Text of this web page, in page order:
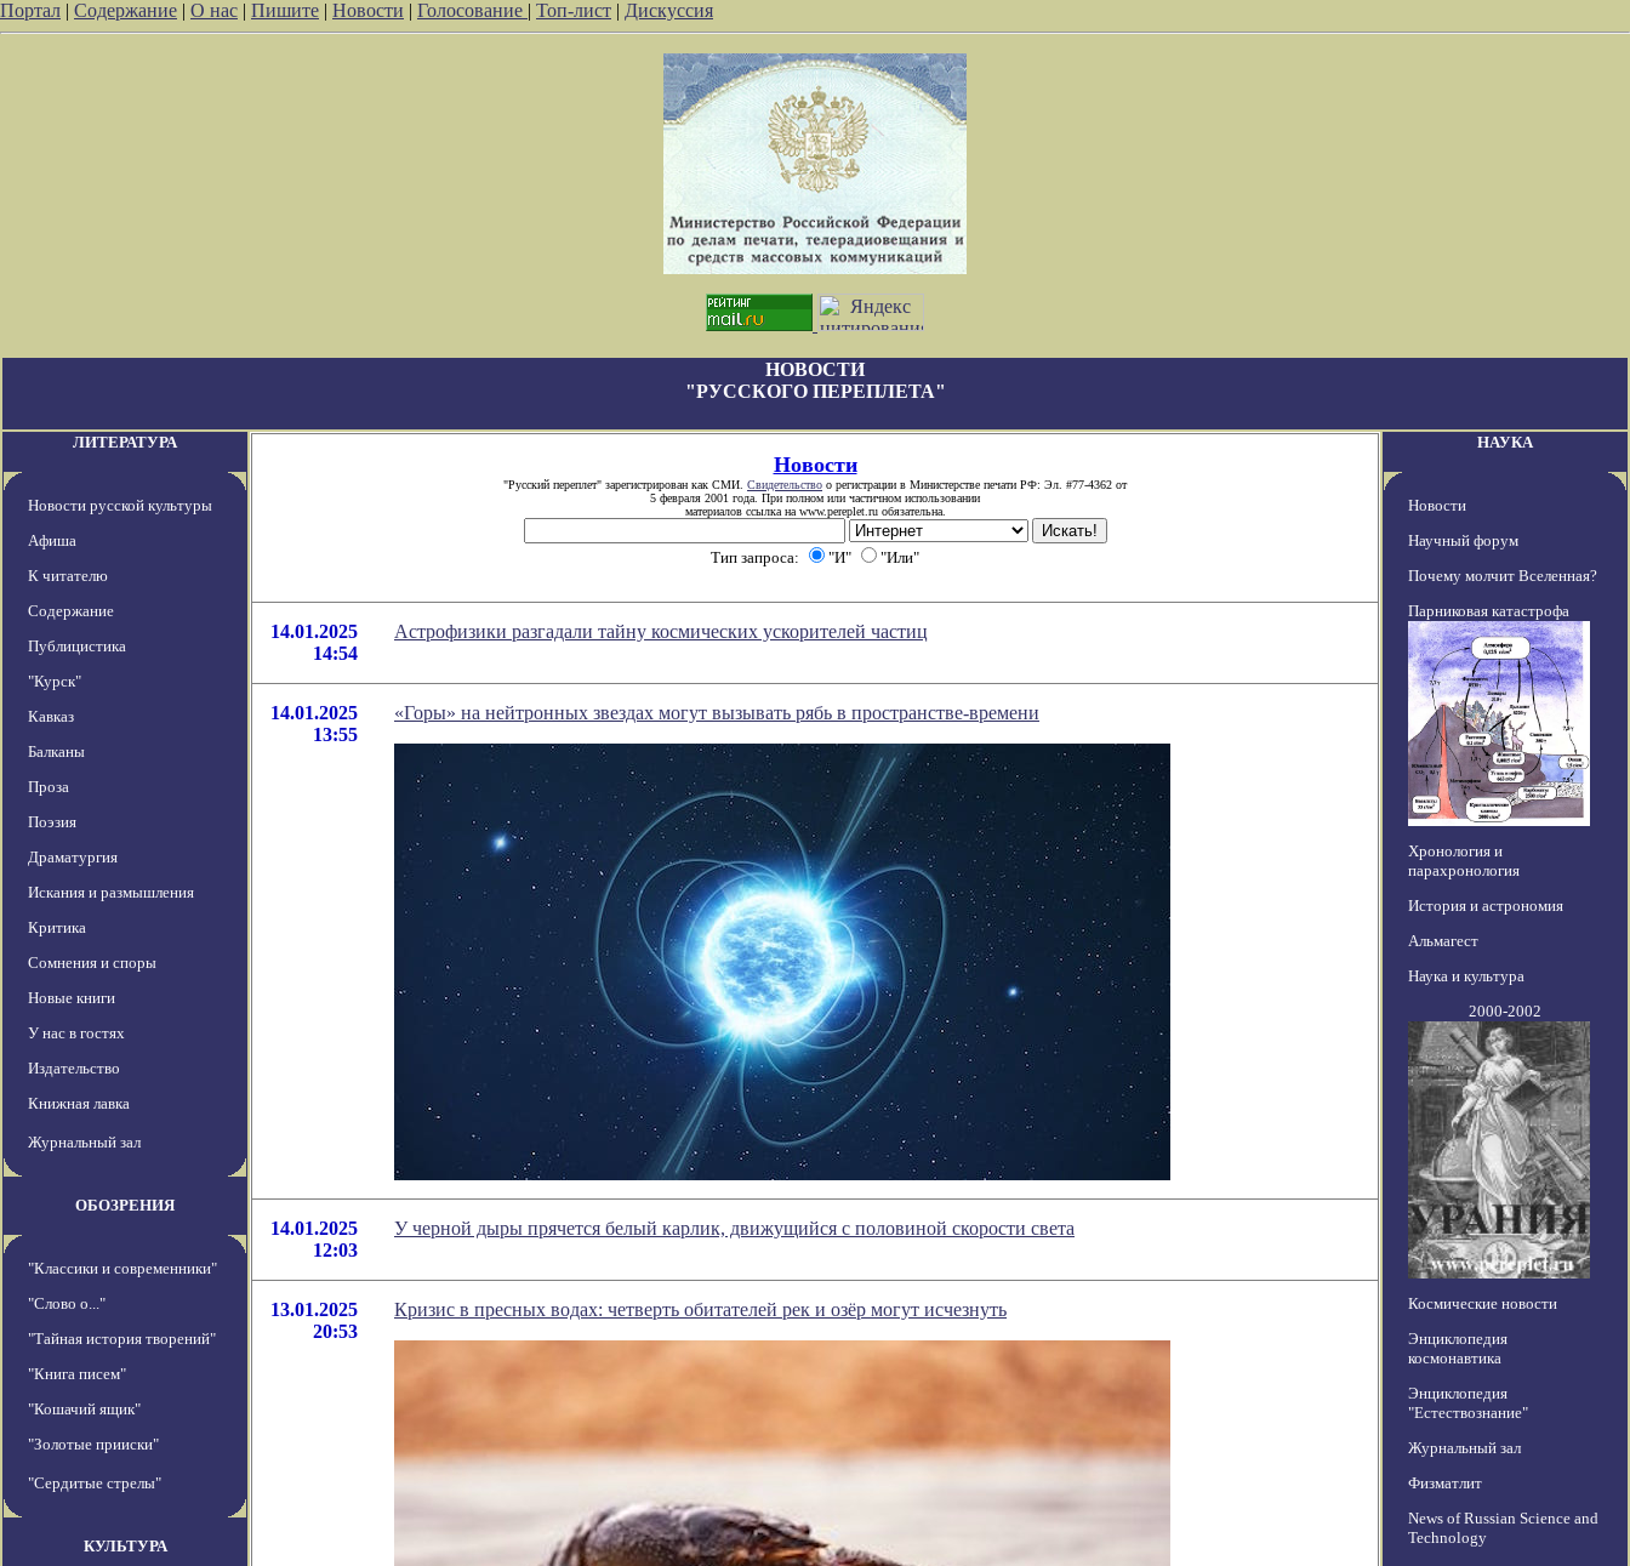
Портал | Содержание | О нас | Пишите | Новости | Голосование | Топ-лист | Дискуссия
НОВОСТИ
"РУССКОГО ПЕРЕПЛЕТА"
ЛИТЕРАТУРА
Новости русской культуры
Афиша
К читателю
Содержание
Публицистика
"Курск"
Кавказ
Балканы
Проза
Поэзия
Драматургия
Искания и размышления
Критика
Сомнения и споры
Новые книги
У нас в гостях
Издательство
Книжная лавка
Журнальный зал
ОБОЗРЕНИЯ
"Классики и современники"
"Слово о..."
"Тайная история творений"
"Книга писем"
"Кошачий ящик"
"Золотые прииски"
"Сердитые стрелы"
КУЛЬТУРА
Новости
"Русский переплет" зарегистрирован как СМИ. Свидетельство о регистрации в Министерстве печати РФ: Эл. #77-4362 от
5 февраля 2001 года. При полном или частичном использовании
материалов ссылка на www.pereplet.ru обязательна.
Тип запроса: "И" "Или"
14.01.2025
14:54
Астрофизики разгадали тайну космических ускорителей частиц
14.01.2025
13:55
«Горы» на нейтронных звездах могут вызывать рябь в пространстве-времени
14.01.2025
12:03
У черной дыры прячется белый карлик, движущийся с половиной скорости света
13.01.2025
20:53
Кризис в пресных водах: четверть обитателей рек и озёр могут исчезнуть
НАУКА
Новости
Научный форум
Почему молчит Вселенная?
Парниковая катастрофа
Хронология и
парахронология
История и астрономия
Альмагест
Наука и культура
2000-2002
Космические новости
Энциклопедия
космонавтика
Энциклопедия
"Естествознание"
Журнальный зал
Физматлит
News of Russian Science and
Technology